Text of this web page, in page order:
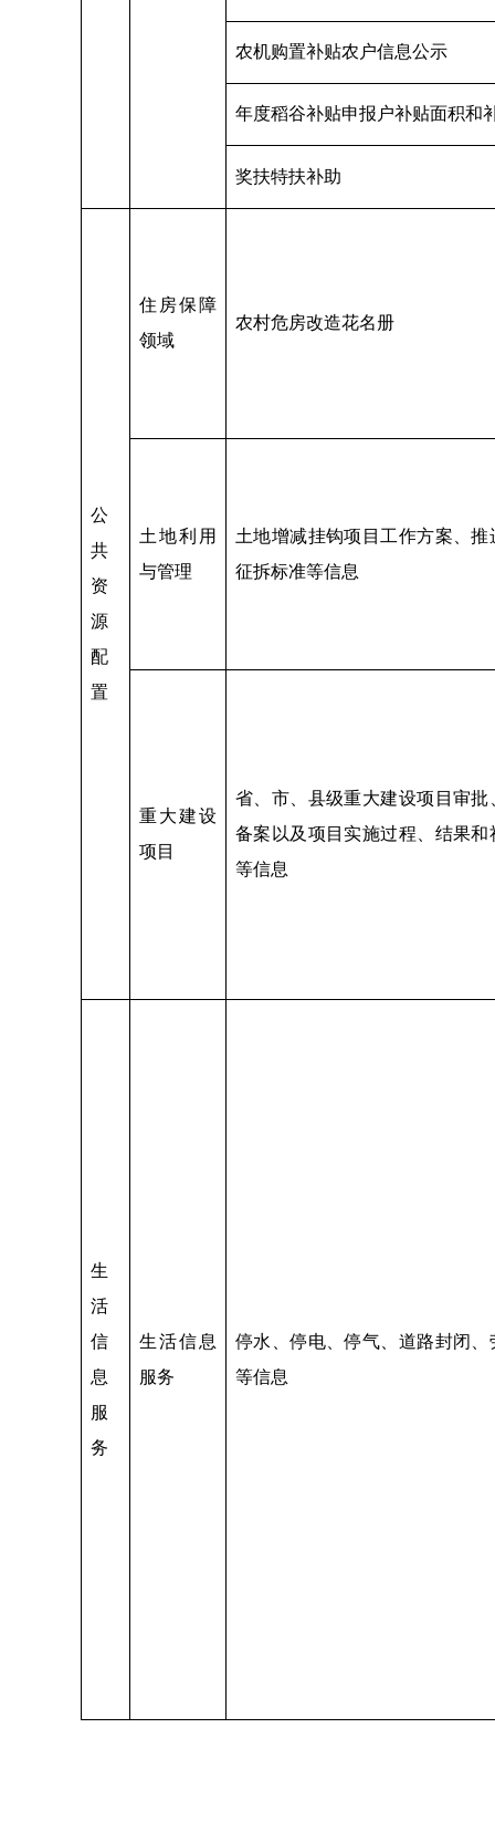
农机购置补贴农户信息公示
年度稻谷补贴申报户补贴面积和
奖扶特扶补助
公
共
资
源
配
置
住房保障
领域
农村危房改造花名册
土地利用
与管理
土地增减挂钩项目工作方案、推
征拆标准等信息
重大建设
项目
省、市、县级重大建设项目审批
备案以及项目实施过程、结果和
等信息
生
活
信
息
服
务
生活信息
服务
停水、停电、停气、道路封闭、
等信息